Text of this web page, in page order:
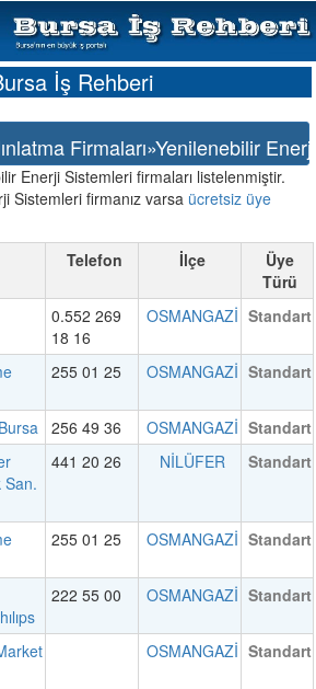
İş Rehberi
Firmaları»Yenilenebilir
Enerji Sistemleri firmaları listelenmiştir.
Sistemleri firmanız varsa ücretsiz üye
Telefon İlçe
Üye
Türü
0.552 269
18 16
OSMANGAZİ Standart
255 01 25 OSMANGAZİ Standart
256 49 36 OSMANGAZİ Standart
San.
441 20 26 NİLÜFER Standart
255 01 25 OSMANGAZİ Standart
222 55 00 OSMANGAZİ Standart
OSMANGAZİ Standart